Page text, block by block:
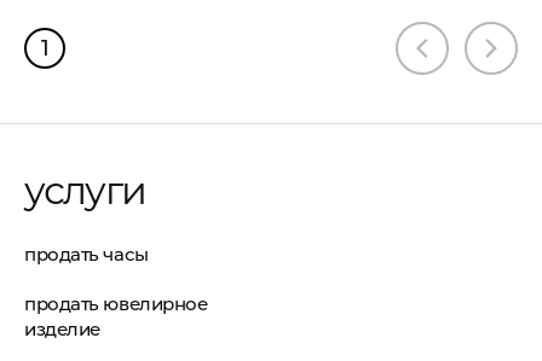
1
услуги
продать часы
продать ювелирное
изделие